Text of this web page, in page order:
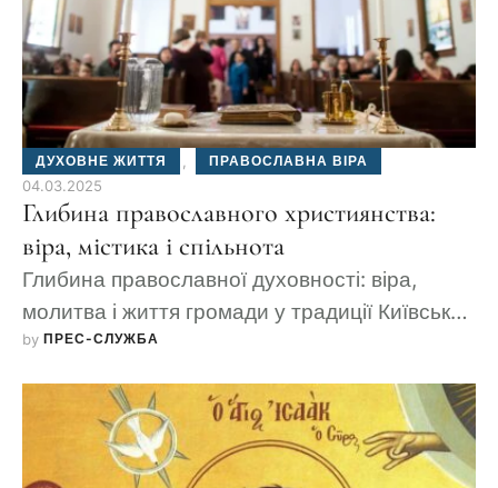
ДУХОВНЕ ЖИТТЯ ПРАВОСЛАВНА ВІРА
04.03.2025
Глибина православного християнства:
віра, містика і спільнота
Глибина православної духовності: віра,
молитва і життя громади у традиції Київської
Церкви.
by ПРЕС-СЛУЖБА